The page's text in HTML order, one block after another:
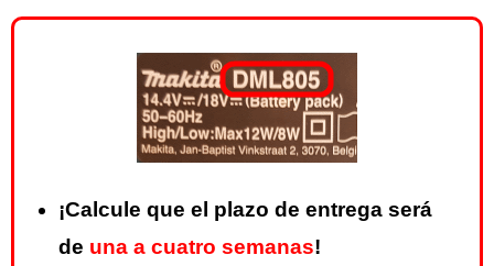
¡Calcule que el plazo de entrega será
de una a cuatro semanas!